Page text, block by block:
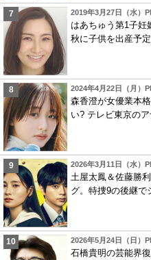
2019年3月27日（水）
はあちゅう第1子妊
秋に子供を出産予
2024年4月22日（月）
森香澄が女優業本
い? テレビ東京の
2026年3月11日（水）
土屋太鳳＆佐藤勝
グ。特捜9の後継で
2026年5月24日（日）
石橋貴明の芸能界